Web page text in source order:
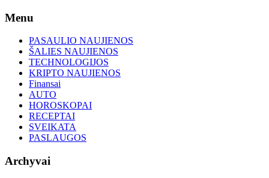
Skip
content
Menu
PASAULIO NAUJIENOS
ŠALIES NAUJIENOS
TECHNOLOGIJOS
KRIPTO NAUJIENOS
Finansai
AUTO
HOROSKOPAI
RECEPTAI
SVEIKATA
PASLAUGOS
Archyvai